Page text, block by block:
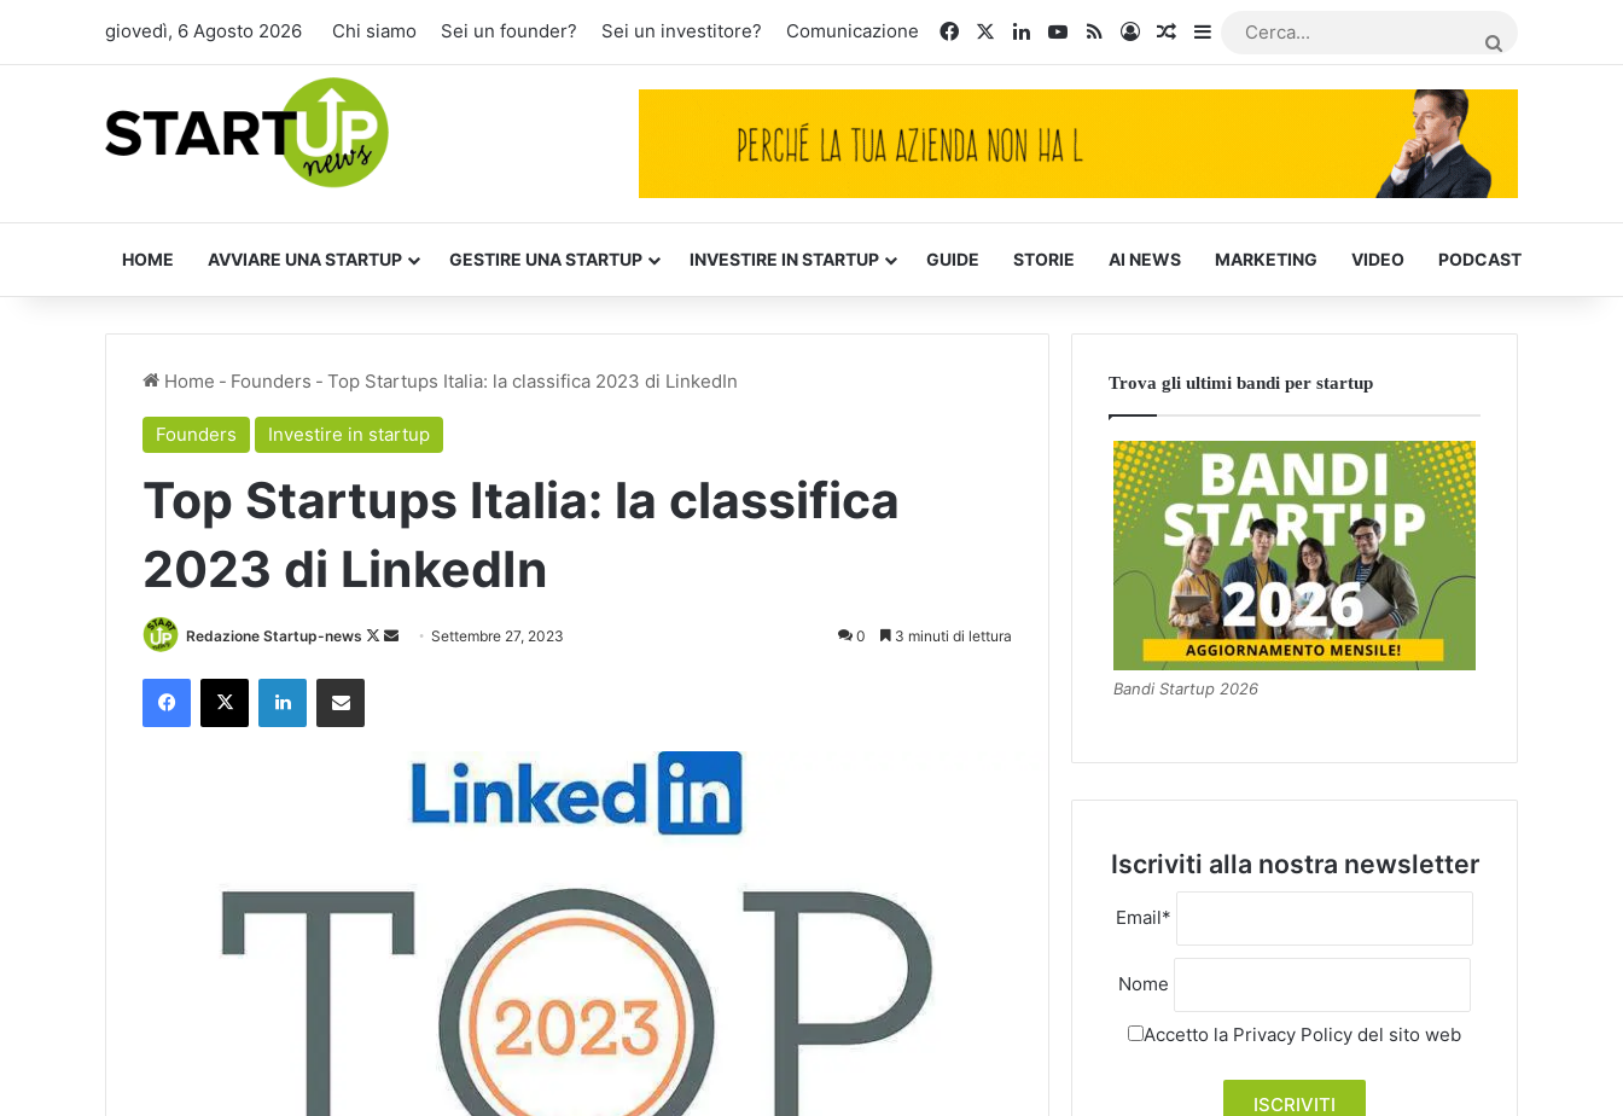
giovedì, 6 Agosto 2026 Chi siamo Sei un founder? Sei un investitore? Comunicazione FacebookLinkedInYou Tube
RSSAccediArticoli Casuali
Barra laterale
HOME AVVIARE UNA STARTUP GESTIRE UNA STARTUP INVESTIRE IN STARTUP GUIDE STORIE AI NEWS MARKETING VIDEO PODCAST
Home - Founders - Top Startups Italia: la classifica 2023 di LinkedIn
Founders Investire in startup
Top Startups Italia: la classifica
2023 di LinkedIn
Redazione Startup-news
Follow
Invia Settembre 27, 2023 0 3 minuti di lettura
Facebook
X LinkedInCondividi via Email
Trova gli ultimi bandi per startup
Bandi Startup 2026
Iscriviti alla nostra newsletter
Email*
Nome
Accetto la Privacy Policy del sito web